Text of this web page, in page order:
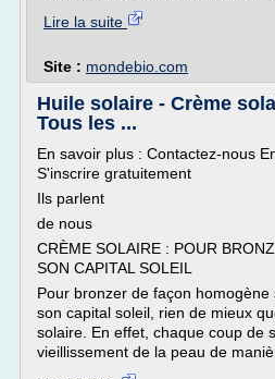
Lire la suite
Site : mondebio.com
Huile solaire - Crème
Tous les ...
En savoir plus : Contactez-nous
S'inscrire gratuitement
Ils parlent
de nous
CRÈME SOLAIRE : POUR
SON CAPITAL SOLEIL
Pour bronzer de façon
son capital soleil, rien de mieux
solaire. En effet, chaque coup de
vieillissement de la peau de